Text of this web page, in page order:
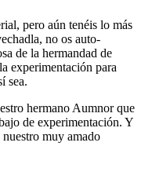
pero aún tenéis lo más
no os auto-
de la hermandad de
experimentación para
sea.
hermano Aumnor que
de experimentación. Y
muy amado